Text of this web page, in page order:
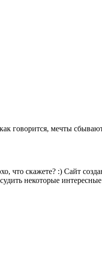
говорится, мечты
что скажете? :) Сайт
некоторые